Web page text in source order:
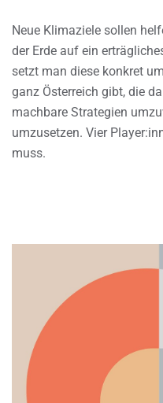
Neue Klimaziele sollen
der Erde auf ein
setzt man diese konkret
ganz Österreich gibt, die
machbare Strategien
umzusetzen. Vier
muss.